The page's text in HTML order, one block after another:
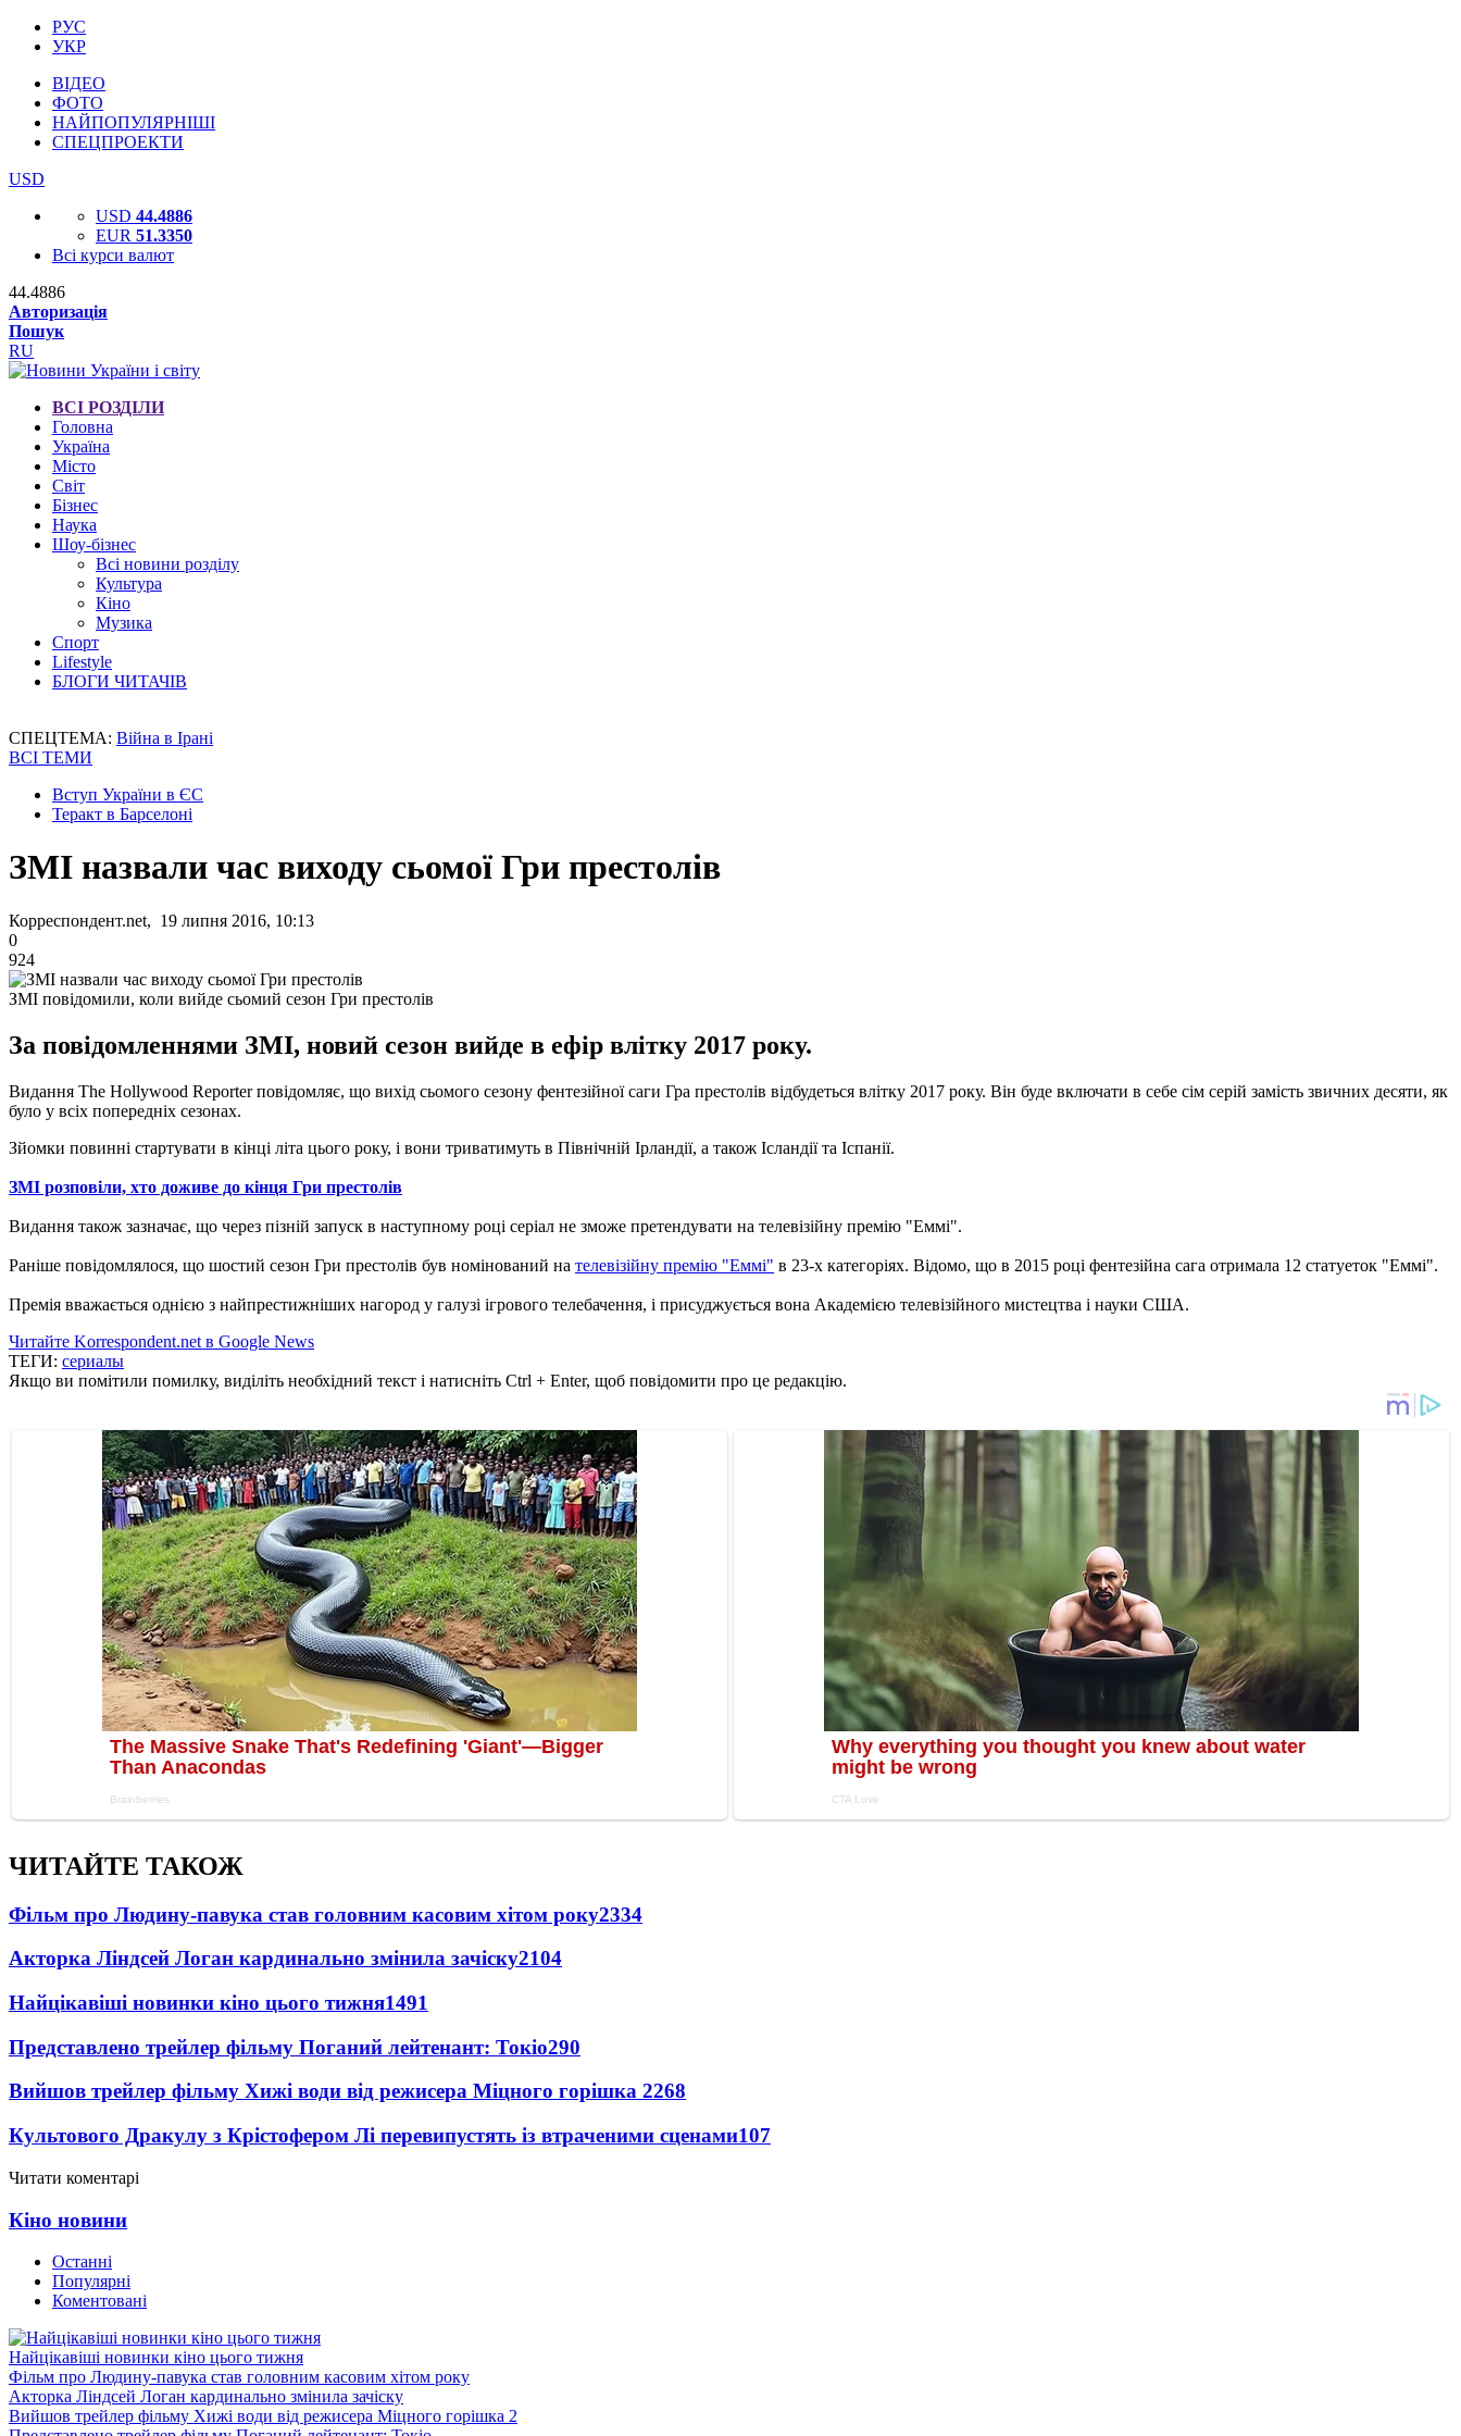
РУС
УКР
ВІДЕО
ФОТО
НАЙПОПУЛЯРНІШІ
СПЕЦПРОЕКТИ
USD
USD 44.4886
EUR 51.3350
Всі курси валют
44.4886
Авторизація
Пошук
RU
ВСІ РОЗДІЛИ
Головна
Україна
Місто
Світ
Бізнес
Наука
Шоу-бізнес
Всі новини розділу
Культура
Кіно
Музика
Спорт
Lifestyle
БЛОГИ ЧИТАЧІВ
СПЕЦТЕМА: Війна в Ірані
ВСІ ТЕМИ
Вступ України в ЄС
Теракт в Барселоні
ЗМІ назвали час виходу сьомої Гри престолів
Корреспондент.net, 19 липня 2016, 10:13
0
924
ЗМІ повідомили, коли вийде сьомий сезон Гри престолів
За повідомленнями ЗМІ, новий сезон вийде в ефір влітку 2017 року.
Видання The Hollywood Reporter повідомляє, що вихід сьомого сезону фентезійної саги Гра престолів відбудеться влітку 2017 року. Він буде включати в себе сім серій замість звичних десяти, як
було у всіх попередніх сезонах.
Зйомки повинні стартувати в кінці літа цього року, і вони триватимуть в Північній Ірландії, а також Ісландії та Іспанії.
ЗМІ розповіли, хто доживе до кінця Гри престолів
Видання також зазначає, що через пізній запуск в наступному році серіал не зможе претендувати на телевізійну премію "Еммі".
Раніше повідомлялося, що шостий сезон Гри престолів був номінований на телевізійну премію "Еммі" в 23-х категоріях. Відомо, що в 2015 році фентезійна сага отримала 12 статуеток "Еммі".
Премія вважається однією з найпрестижніших нагород у галузі ігрового телебачення, і присуджується вона Академією телевізійного мистецтва і науки США.
Читайте Korrespondent.net в Google News
ТЕГИ: сериалы
Якщо ви помітили помилку, виділіть необхідний текст і натисніть Ctrl + Enter, щоб повідомити про це редакцію.
ЧИТАЙТЕ ТАКОЖ
Фільм про Людину-павука став головним касовим хітом року2334
Акторка Ліндсей Логан кардинально змінила зачіску2104
Найцікавіші новинки кіно цього тижня1491
Представлено трейлер фільму Поганий лейтенант: Токіо290
Вийшов трейлер фільму Хижі води від режисера Міцного горішка 2268
Культового Дракулу з Крістофером Лі перевипустять із втраченими сценами107
Читати коментарі
Кіно новини
Останні
Популярні
Коментовані
Найцікавіші новинки кіно цього тижня
Фільм про Людину-павука став головним касовим хітом року
Акторка Ліндсей Логан кардинально змінила зачіску
Вийшов трейлер фільму Хижі води від режисера Міцного горішка 2